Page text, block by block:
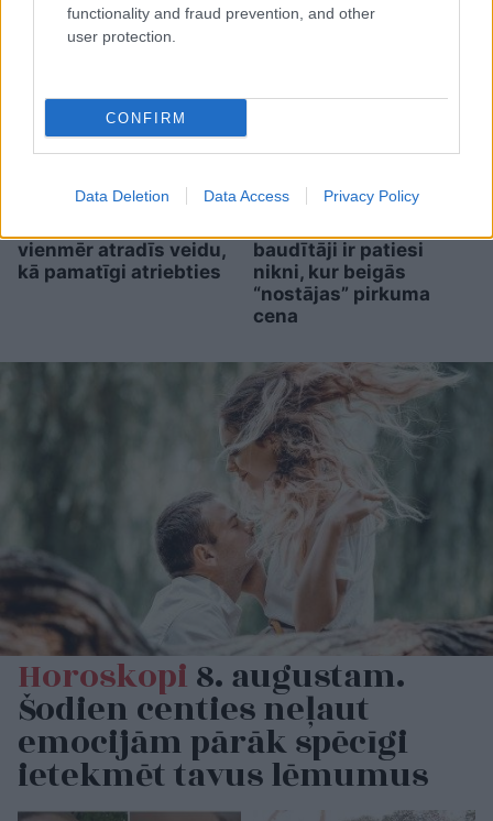
functionality and fraud prevention, and other
user protection.
CONFIRM
Data Deletion Data Access Privacy Policy
Ar šo zodiaka zīmju
pārstāvjiem labāk
vienmēr atradīs veidu,
kā pamatīgi atriebties
“Trīs komisijas vienai
biļetei – vai drīz būs arī
baudītāji ir patiesi
nikni, kur beigās
“nostājas” pirkuma
cena
Horoskopi8. augustam.
Šodien centies neļaut
emocijām pārāk spēcīgi
ietekmēt tavus lēmumus